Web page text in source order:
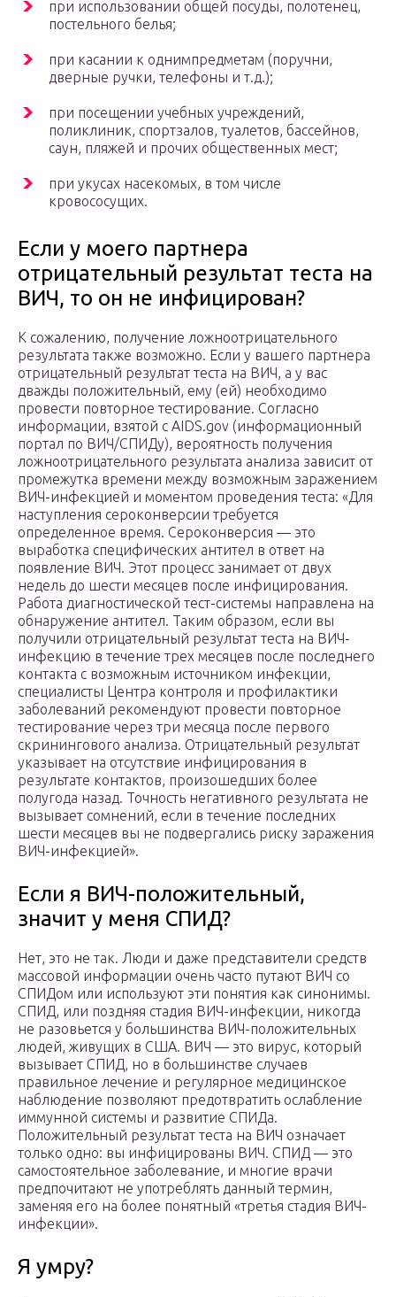
при использовании общей посуды, полотенец,
постельного белья;
при касании к однимпредметам (поручни,
дверные ручки, телефоны и т.д.);
при посещении учебных учреждений,
поликлиник, спортзалов, туалетов, бассейнов,
саун, пляжей и прочих общественных мест;
при укусах насекомых, в том числе
кровососущих.
Если у моего партнера
отрицательный результат теста на
ВИЧ, то он не инфицирован?
К сожалению, получение ложноотрицательного
результата также возможно. Если у вашего партнера
отрицательный результат теста на ВИЧ, а у вас
дважды положительный, ему (ей) необходимо
провести повторное тестирование. Согласно
информации, взятой с AIDS.gov (информационный
портал по ВИЧ/СПИДу), вероятность получения
ложноотрицательного результата анализа зависит от
промежутка времени между возможным заражением
ВИЧ-инфекцией и моментом проведения теста: «Для
наступления сероконверсии требуется
определенное время. Сероконверсия — это
выработка специфических антител в ответ на
появление ВИЧ. Этот процесс занимает от двух
недель до шести месяцев после инфицирования.
Работа диагностической тест-системы направлена на
обнаружение антител. Таким образом, если вы
получили отрицательный результат теста на ВИЧ-
инфекцию в течение трех месяцев после последнего
контакта с возможным источником инфекции,
специалисты Центра контроля и профилактики
заболеваний рекомендуют провести повторное
тестирование через три месяца после первого
скринингового анализа. Отрицательный результат
указывает на отсутствие инфицирования в
результате контактов, произошедших более
полугода назад. Точность негативного результата не
вызывает сомнений, если в течение последних
шести месяцев вы не подвергались риску заражения
ВИЧ-инфекцией».
Если я ВИЧ-положительный,
значит у меня СПИД?
Нет, это не так. Люди и даже представители средств
массовой информации очень часто путают ВИЧ со
СПИДом или используют эти понятия как синонимы.
СПИД, или поздняя стадия ВИЧ-инфекции, никогда
не разовьется у большинства ВИЧ-положительных
людей, живущих в США. ВИЧ — это вирус, который
вызывает СПИД, но в большинстве случаев
правильное лечение и регулярное медицинское
наблюдение позволяют предотвратить ослабление
иммунной системы и развитие СПИДа.
Положительный результат теста на ВИЧ означает
только одно: вы инфицированы ВИЧ. СПИД — это
самостоятельное заболевание, и многие врачи
предпочитают не употреблять данный термин,
заменяя его на более понятный «третья стадия ВИЧ-
инфекции».
Я умру?